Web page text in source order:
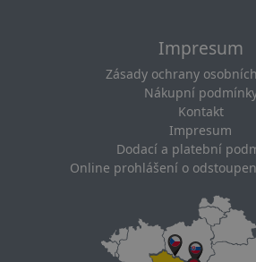
Impresum
Zásady ochrany
Nákupní
Kontakt
Impresum
Dodací a platební
Online prohlášení o